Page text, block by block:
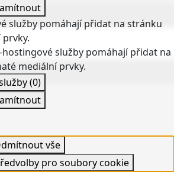
služby pomáhají přidat na stránku
hostingové služby pomáhají přidat na
mediální prvky.
(0)
vše
pro soubory cookie